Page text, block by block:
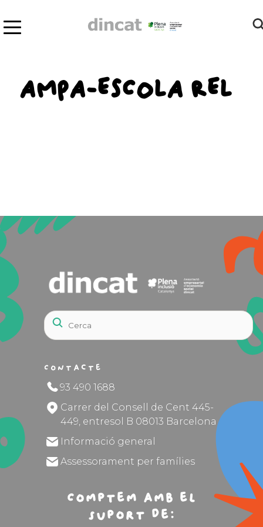
AMPA-ESCOLA REL
Contacte
93 490 1688
Carrer del Consell de Cent 445-
449, entresol B 08013 Barcelona
Informació general
Assessorament per famílies
Comptem amb el
suport de: